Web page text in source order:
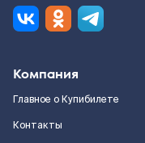
Компания
Главное о Купибилете
Контакты